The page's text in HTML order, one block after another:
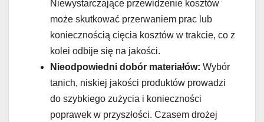
Niewystarczające przewidzenie kosztów
może skutkować przerwaniem prac lub
koniecznością cięcia kosztów w trakcie, co z
kolei odbije się na jakości.
Nieodpowiedni dobór materiałów: Wybór
tanich, niskiej jakości produktów prowadzi
do szybkiego zużycia i konieczności
poprawek w przyszłości. Czasem drożej